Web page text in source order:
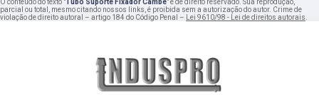
O conteúdo do texto "Tubo Suporte Fixador Cambé" é de direito reservado. Sua reprodução,
parcial ou total, mesmo citando nossos links, é proibida sem a autorização do autor. Crime de
violação de direito autoral – artigo 184 do Código Penal – Lei 9610/98 - Lei de direitos autorais.